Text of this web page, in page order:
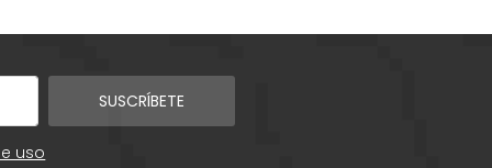
SUSCRÍBETE
uso